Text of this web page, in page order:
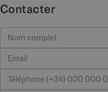
Contacter